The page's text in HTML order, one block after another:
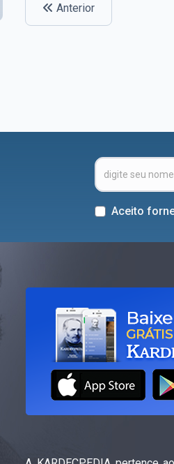
Anterior
Aceito